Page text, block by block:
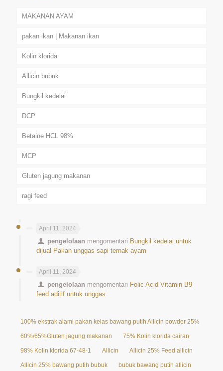
MAKANAN AYAM
pakan ikan | Makanan ikan
Kolin klorida
Allicin bubuk
Bungkil kedelai
DCP
Betaine HCL 98%
MCP
Gluten jagung makanan
ragi feed
April 11, 2024
pengelolaan mengomentari Bungkil kedelai untuk
dijual Pakan unggas sapi ternak ayam
April 11, 2024
pengelolaan mengomentari Folic Acid Vitamin B9
feed aditif untuk unggas
100% ekstrak alami pakan kelas bawang putih Allicin powder 25%
60%/65%Gluten jagung makanan 75% Kolin klorida cairan
98% Kolin klorida 67-48-1 Allicin Allicin 25% Feed allicin
Allicin 25% bawang putih bubuk bubuk bawang putih allicin